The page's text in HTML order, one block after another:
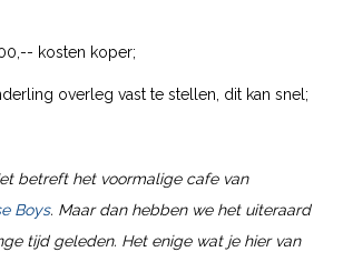
kosten koper;
overleg vast te stellen, dit kan snel;
betreft het voormalige cafe van
Boys. Maar dan hebben we het uiteraard
tijd geleden. Het enige wat je hier van